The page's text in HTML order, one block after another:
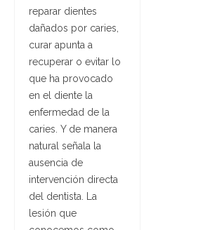
reparar dientes
dañados por caries,
curar apunta a
recuperar o evitar lo
que ha provocado
en el diente la
enfermedad de la
caries. Y de manera
natural señala la
ausencia de
intervención directa
del dentista. La
lesión que